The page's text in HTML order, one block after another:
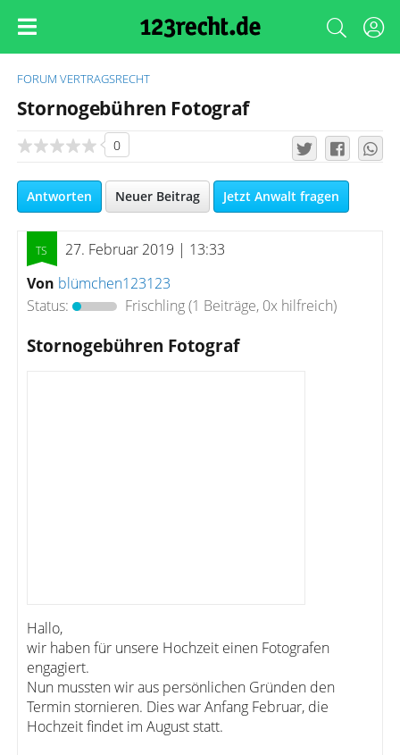
FORUM VERTRAGSRECHT
Stornogebühren Fotograf
0
Antworten Neuer Beitrag Jetzt Anwalt fragen
27. Februar 2019 | 13:33
Von blümchen123123
Status:
Frischling(1 Beiträge, 0x hilfreich)
Stornogebühren Fotograf
Hallo,
wir haben für unsere Hochzeit einen Fotografen
engagiert.
Nun mussten wir aus persönlichen Gründen den
Termin stornieren. Dies war Anfang Februar, die
Hochzeit findet im August statt.